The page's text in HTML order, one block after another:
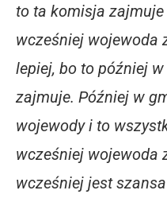
to ta komisja
wcześniej wojewoda
lepiej, bo to później
zajmuje. Później w
wojewody i to
wcześniej wojewoda
wcześniej jest